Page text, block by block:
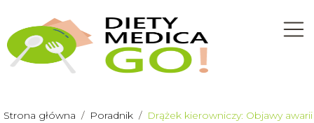
Strona główna / Poradnik / Drążek kierowniczy: Objawy awarii